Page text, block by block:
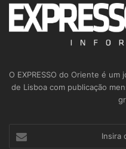
O EXPRESSO do Oriente é
de Lisboa com publicação